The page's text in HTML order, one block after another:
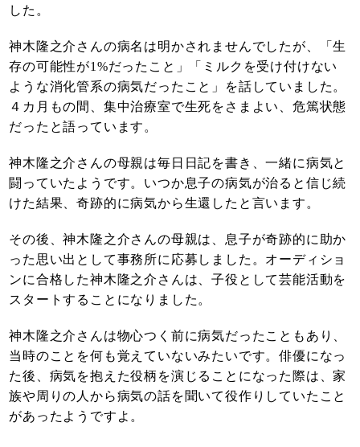
した。
神木隆之介さんの病名は明かされませんでしたが、「生
存の可能性が1%だったこと」「ミルクを受け付けない
ような消化管系の病気だったこと」を話していました。
４カ月もの間、集中治療室で生死をさまよい、危篤状態
だったと語っています。
神木隆之介さんの母親は毎日日記を書き、一緒に病気と
闘っていたようです。いつか息子の病気が治ると信じ続
けた結果、奇跡的に病気から生還したと言います。
その後、神木隆之介さんの母親は、息子が奇跡的に助か
った思い出として事務所に応募しました。オーディショ
ンに合格した神木隆之介さんは、子役として芸能活動を
スタートすることになりました。
神木隆之介さんは物心つく前に病気だったこともあり、
当時のことを何も覚えていないみたいです。俳優になっ
た後、病気を抱えた役柄を演じることになった際は、家
族や周りの人から病気の話を聞いて役作りしていたこと
があったようですよ。